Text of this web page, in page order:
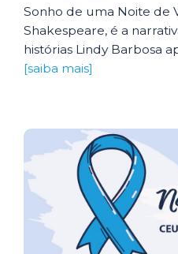
Sonho de uma Noite de
Shakespeare, é a
histórias Lindy Barbosa
[saiba mais]